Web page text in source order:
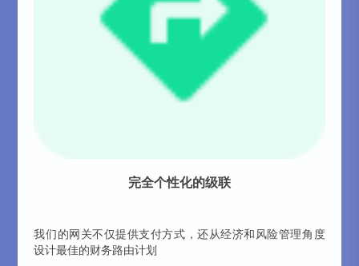
完全个性化的级联
我们的网关不仅提供支付方式，还从经济和风险管理角度
设计最佳的财务路由计划